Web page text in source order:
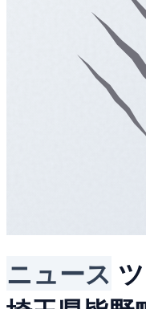
ニュース